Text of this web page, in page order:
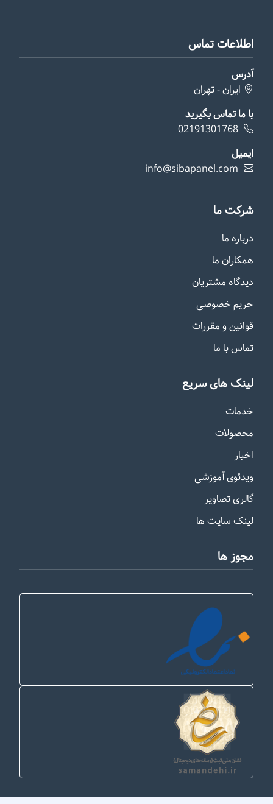
اطلاعات تماس
آدرس
ایران - تهران
با ما تماس بگیرید
02191301768
ایمیل
info@sibapanel.com
شرکت ما
درباره ما
همکاران ما
دیدگاه مشتریان
حریم خصوصی
قوانین و مقررات
تماس با ما
لینک های سریع
خدمات
محصولات
اخبار
ویدئوی آموزشی
گالری تصاویر
لینک سایت ها
مجوز ها